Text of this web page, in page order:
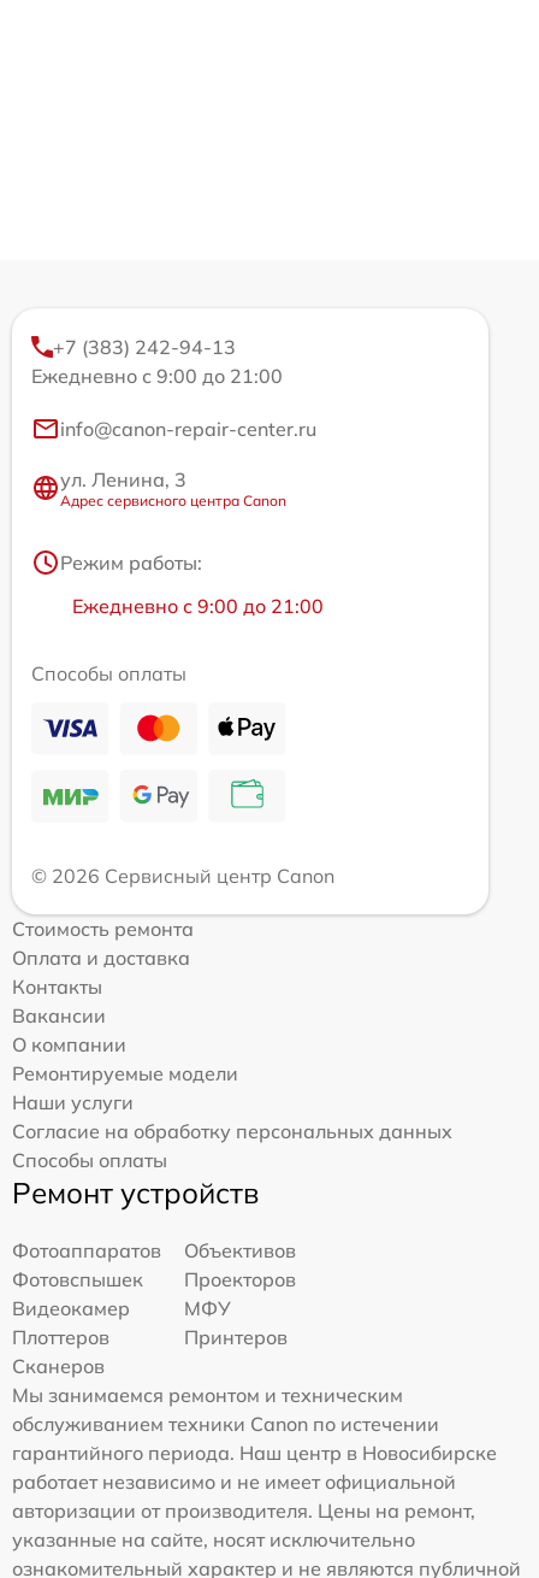
+7 (383) 242-94-13
Ежедневно с 9:00 до 21:00
info@canon-repair-center.ru
ул. Ленина, 3
Адрес сервисного центра Canon
Режим работы:
Ежедневно с 9:00 до 21:00
Способы оплаты
© 2026 Сервисный центр Canon
Стоимость ремонта
Оплата и доставка
Контакты
Вакансии
О компании
Ремонтируемые модели
Наши услуги
Согласие на обработку персональных данных
Способы оплаты
Ремонт устройств
Фотоаппаратов
Объективов
Фотовспышек
Проекторов
Видеокамер
МФУ
Плоттеров
Принтеров
Сканеров
Мы занимаемся ремонтом и техническим
обслуживанием техники Canon по истечении
гарантийного периода. Наш центр в Новосибирске
работает независимо и не имеет официальной
авторизации от производителя. Цены на ремонт,
указанные на сайте, носят исключительно
ознакомительный характер и не являются публичной